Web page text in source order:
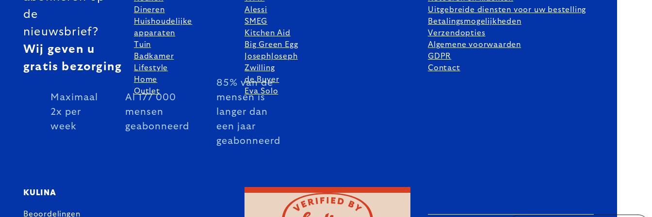
de
nieuwsbrief?
Wij geven u
gratis bezorging
Maximaal
2x per
week
Al 177 000
mensen
geabonneerd
85% van de
mensen is
langer dan
een jaar
geabonneerd
Dineren
Huishoudelijke
apparaten
Tuin
Badkamer
Lifestyle
Home
Outlet
Alessi
SMEG
Kitchen Aid
Big Green Egg
JosephJoseph
Zwilling
de Buyer
Eva Solo
Uitgebreide diensten voor uw bestelling
Betalingsmogelijkheden
Verzendopties
Algemene voorwaarden
GDPR
Contact
KULINA
Beoordelingen